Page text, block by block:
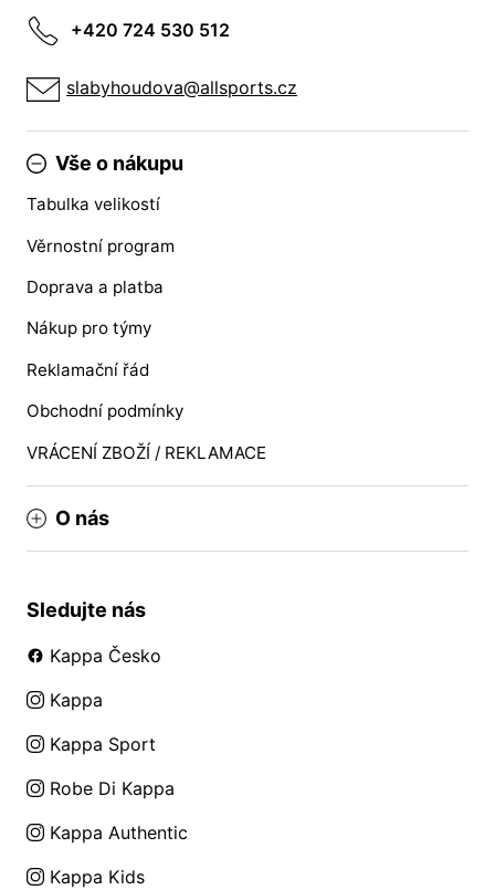
+420 724 530 512
slabyhoudova@allsports.cz
Vše o nákupu
Tabulka velikostí
Věrnostní program
Doprava a platba
Nákup pro týmy
Reklamační řád
Obchodní podmínky
VRÁCENÍ ZBOŽÍ / REKLAMACE
O nás
Sledujte nás
Kappa Česko
Kappa
Kappa Sport
Robe Di Kappa
Kappa Authentic
Kappa Kids